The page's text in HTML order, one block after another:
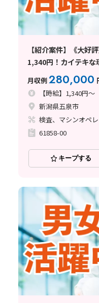
【紹介案件】《大好
1,340円！カイテキ
月収例280,000
【時給】1,340円～
新潟県五泉市
検査、マシンオペ
61858-00
キープする